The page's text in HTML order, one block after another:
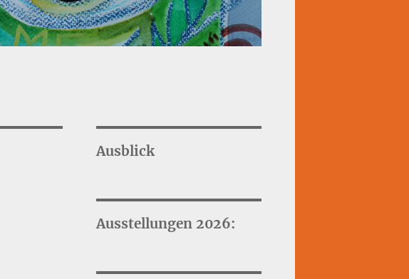
Ausblick
Ausstellungen 2026: